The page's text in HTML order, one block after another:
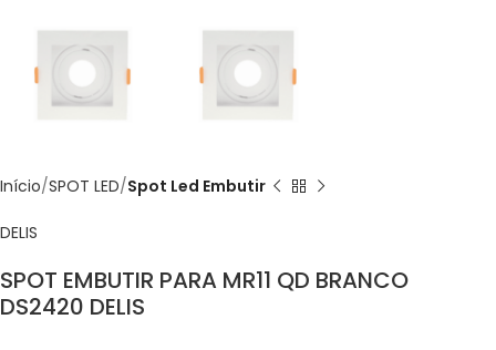
Início SPOT LED Spot Led Embutir
DELIS
SPOT EMBUTIR PARA MR11 QD BRANCO
DS2420 DELIS